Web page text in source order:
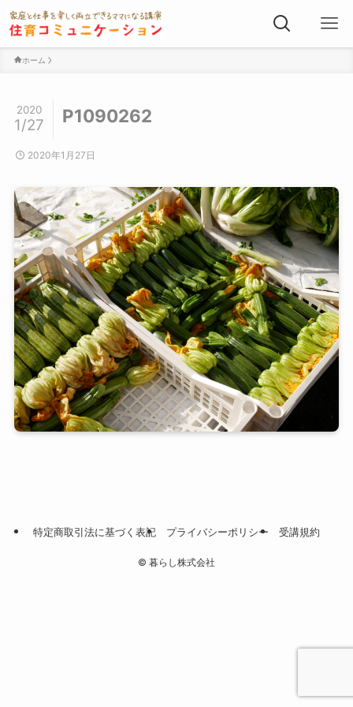
ホーム
P1090262
2020
1/27
2020年1月27日
特定商取引法に基づく表記 プライバシーポリシー 受講規約
© 暮らし株式会社